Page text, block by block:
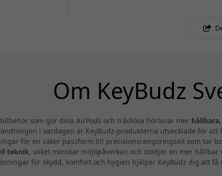
Om KeyBudz
som gör dina AirPods och trådlösa hörlurar mer
i vardagen är KeyBudz-produkterna utvecklade för att
för en säker passform till precisionsrengöringskit som tar
teknik, vilket minskar miljöpåverkan och stödjer en mer
för skydd, komfort och hygien hjälper KeyBudz dig att